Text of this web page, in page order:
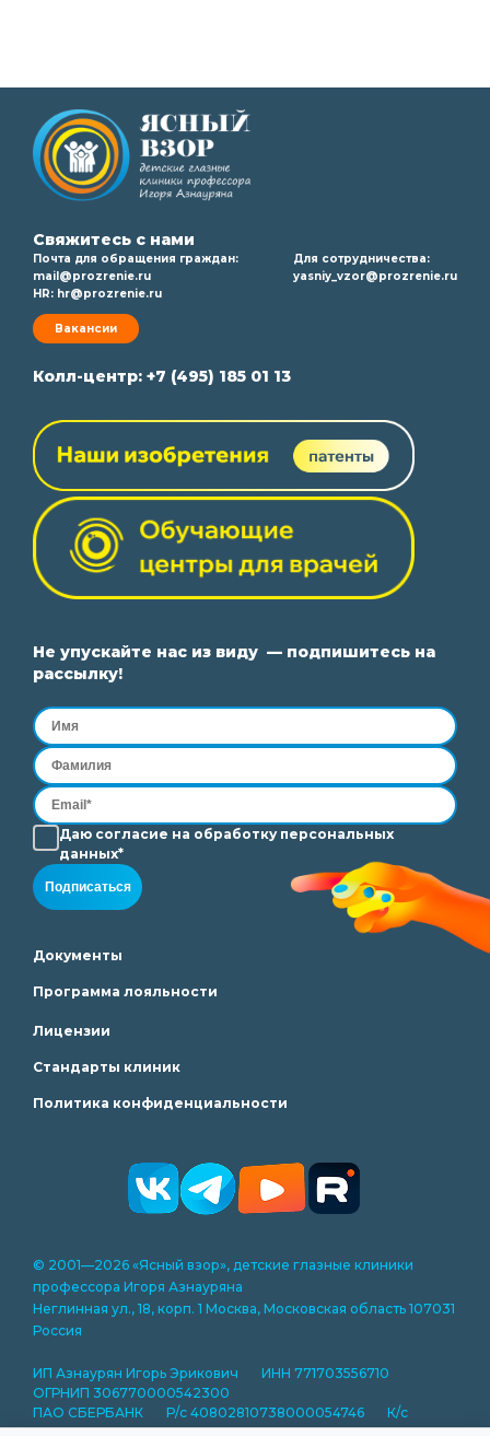
Свяжитесь с нами
Почта для обращения граждан:
mail@prozrenie.ru
HR: hr@prozrenie.ru
Вакансии
Для сотрудничества:
yasniy_vzor@prozrenie.ru
Колл-центр: +7 (495) 185 01 13
Не упускайте нас из виду — подпишитесь на
рассылку!
Даю согласие на обработкуперсональных
данных*
Подписаться
Документы
Программа лояльности
Лицензии
Стандарты клиник
Политика конфиденциальности
© 2001—2026 «Ясный взор», детские глазные клиники
профессора Игоря Азнауряна
Неглинная ул., 18, корп. 1 Москва, Московская область 107031
Россия
ИП Азнаурян Игорь Эрикович ИНН 771703556710
ОГРНИП 306770000542300
ПАО СБЕРБАНК Р/с 40802810738000054746 К/с
30101810400000000225 БИК 044525225